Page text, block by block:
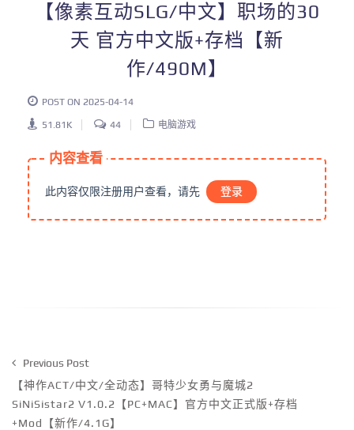
【像素互动SLG/中文】职场的30
天 官方中文版+存档【新
作/490M】
POST ON 2025-04-14
51.81K 44 电脑游戏
内容查看
此内容仅限注册用户查看，请先 登录
Previous Post
【神作ACT/中文/全动态】哥特少女勇与魔城2
SiNiSistar2 V1.0.2【PC+MAC】官方中文正式版+存档
+Mod【新作/4.1G】